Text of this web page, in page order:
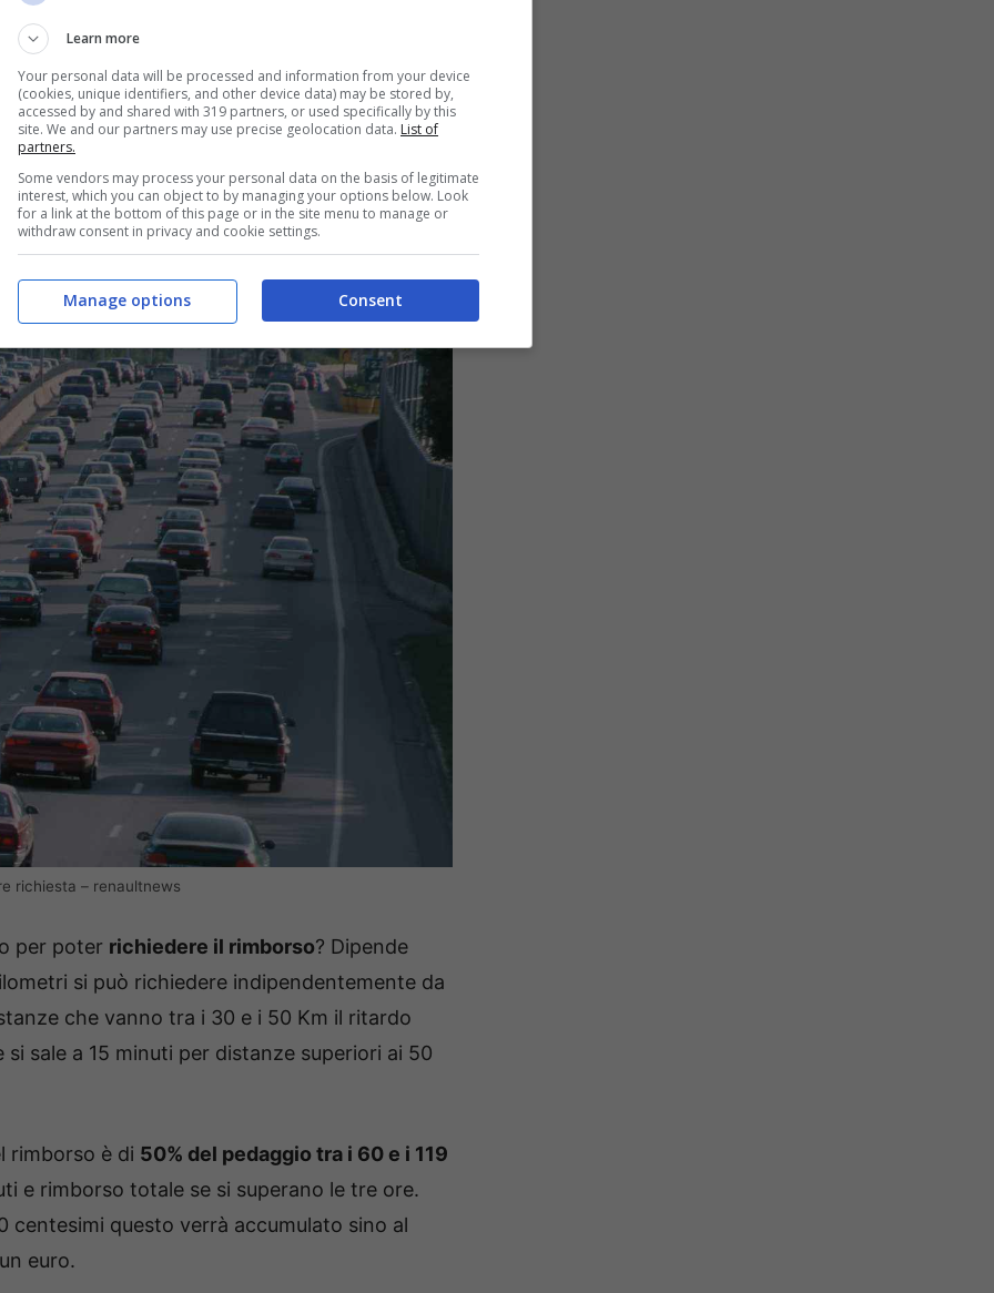
a problematiche dell’infrastruttura
straordinari). La novità arriva in seguito
dei trasporti, e diventerà operativa a
dallo stesso concessionarioa potere
di tratte che coinvolgono più gestori la fase
richiesta – renaultnews
per poter richiedere il rimborso? Dipende
si può richiedere indipendentemente da
che vanno tra i 30 e i 50 Km il ritardo
sale a 15 minuti per distanze superiori ai 50
rimborso è di 50% del pedaggio tra i 60 e i 119
e rimborso totale se si superano le tre ore.
centesimi questo verrà accumulato sino al
euro.
Learn more
Your personal data will be processed and information from your device
(cookies, unique identifiers, and other device data) may be stored by,
accessed by and shared with 319 partners, or used specifically by this
site. We and our partners may use precise geolocation data. List of
partners.
Some vendors may process your personal data on the basis of legitimate
interest, which you can object to by managing your options below. Look
for a link at the bottom of this page or in the site menu to manage or
withdraw consent in privacy and cookie settings.
Consent
Manage options